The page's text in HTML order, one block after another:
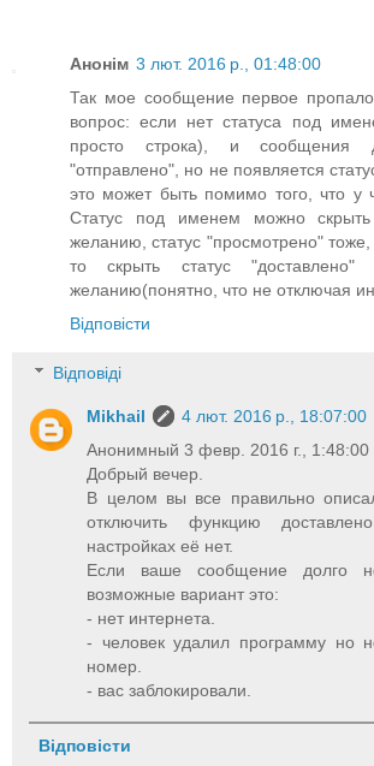
Анонім 3 лют. 2016 р., 01:48:00
Так мое сообщение первое
вопрос: если нет статуса под
просто строка), и сообщения
"отправлено", но не появляется
это может быть помимо того, что у
Статус под именем можно скрыть
желанию, статус "просмотрено"
то скрыть статус "доставлено"
желанию(понятно, что не отключая
Відповісти
Відповіді
Mikhail
4 лют. 2016 р., 18:07:00
Анонимный 3 февр. 2016 г., 1:48:00
Добрый вечер.
В целом вы все правильно
отключить функцию
настройках её нет.
Если ваше сообщение долго
возможные вариант это:
- нет интернета.
- человек удалил программу но
номер.
- вас заблокировали.
Відповісти